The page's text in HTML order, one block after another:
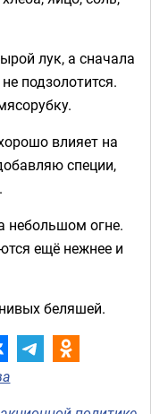
лук, а сначала
подзолотится.
влияет на
специи,
небольшом огне.
ещё нежнее и
беляшей.